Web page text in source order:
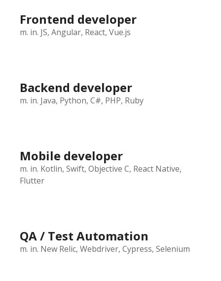
Frontend developer
m. in. JS, Angular, React, Vue.js
Backend developer
m. in. Java, Python, C#, PHP, Ruby
Mobile developer
m. in. Kotlin, Swift, Objective C, React Native,
Flutter
QA / Test Automation
m. in. New Relic, Webdriver, Cypress, Selenium